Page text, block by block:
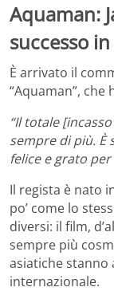
Aquaman:
successo
È arrivato il
“Aquaman”, che
“Il totale
sempre di più. È
felice e grato
Il regista è nato
po’ come lo
diversi: il film,
sempre più
asiatiche stanno
internazionale.